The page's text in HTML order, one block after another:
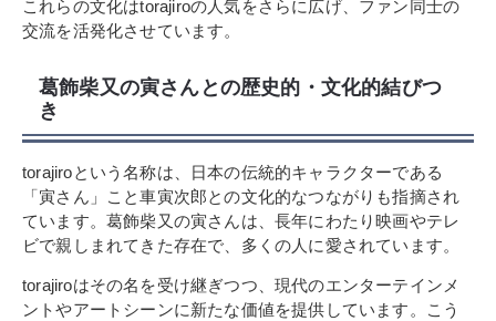
これらの文化はtorajiroの人気をさらに広げ、ファン同士の
交流を活発化させています。
葛飾柴又の寅さんとの歴史的・文化的結びつ
き
torajiroという名称は、日本の伝統的キャラクターである
「寅さん」こと車寅次郎との文化的なつながりも指摘され
ています。葛飾柴又の寅さんは、長年にわたり映画やテレ
ビで親しまれてきた存在で、多くの人に愛されています。
torajiroはその名を受け継ぎつつ、現代のエンターテインメ
ントやアートシーンに新たな価値を提供しています。こう